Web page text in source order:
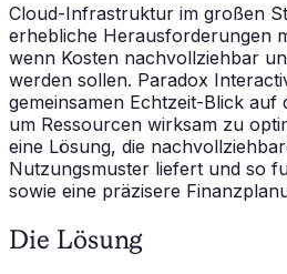
Cloud-Infrastruktur im großen
erhebliche Herausforderungen
wenn Kosten nachvollziehbar
werden sollen. Paradox
gemeinsamen Echtzeit-Blick auf
um Ressourcen wirksam zu
eine Lösung, die
Nutzungsmuster liefert und so
sowie eine präzisere
Die Lösung